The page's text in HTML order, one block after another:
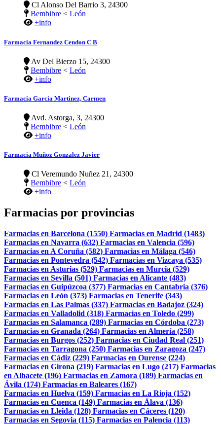
Cl Alonso Del Barrio 3, 24300
Bembibre < León
+info
Farmacia Fernandez Cendon C B
Av Del Bierzo 15, 24300
Bembibre < León
+info
Farmacia Garcia Martinez, Carmen
Avd. Astorga, 3, 24300
Bembibre < León
+info
Farmacia Muñoz Gonzalez Javier
Cl Veremundo Nuñez 21, 24300
Bembibre < León
+info
Farmacias por provincias
Farmacias en Barcelona (1550) Farmacias en Madrid (1483)
Farmacias en Navarra (632) Farmacias en Valencia (596)
Farmacias en A Coruña (582) Farmacias en Málaga (546)
Farmacias en Pontevedra (542) Farmacias en Vizcaya (535)
Farmacias en Asturias (529) Farmacias en Murcia (529)
Farmacias en Sevilla (501) Farmacias en Alicante (483)
Farmacias en Guipúzcoa (377) Farmacias en Cantabria (376)
Farmacias en León (373) Farmacias en Tenerife (343)
Farmacias en Las Palmas (337) Farmacias en Badajoz (324)
Farmacias en Valladolid (318) Farmacias en Toledo (299)
Farmacias en Salamanca (289) Farmacias en Córdoba (273)
Farmacias en Granada (264) Farmacias en Almería (258)
Farmacias en Burgos (252) Farmacias en Ciudad Real (251)
Farmacias en Tarragona (250) Farmacias en Zaragoza (247)
Farmacias en Cádiz (229) Farmacias en Ourense (224)
Farmacias en Girona (219) Farmacias en Lugo (217) Farmacias
en Albacete (196) Farmacias en Zamora (189) Farmacias en
Ávila (174) Farmacias en Baleares (167)
Farmacias en Huelva (159) Farmacias en La Rioja (152)
Farmacias en Cuenca (149) Farmacias en Álava (136)
Farmacias en Lleida (128) Farmacias en Cáceres (120)
Farmacias en Segovia (115) Farmacias en Palencia (113)